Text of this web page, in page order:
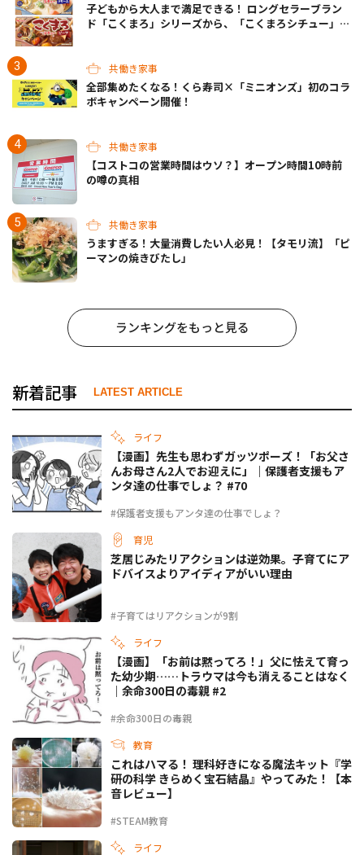
子どもから大人まで満足できる！ ロングセラーブラン
ド「こくまろ」シリーズから、「こくまろシチュー」＜
共働き家事
全部集めたくなる！くら寿司×「ミニオンズ」初のコラ
ボキャンペーン開催！
共働き家事
【コストコの営業時間はウソ？】オープン時間10時前
の噂の真相
共働き家事
うますぎる！大量消費したい人必見！【タモリ流】「ピ
ーマンの焼きびたし」
ランキングをもっと見る
新着記事 LATEST ARTICLE
ライフ
#保護者支援もアンタ達の仕事でしょ？
【漫画】先生も思わずガッツポーズ！「お父さ
んお母さん2人でお迎えに」｜保護者支援もア
ンタ達の仕事でしょ？ #70
育児
#子育てはリアクションが9割
芝居じみたリアクションは逆効果。子育てにア
ドバイスよりアイディアがいい理由
ライフ
#余命300日の毒親
【漫画】「お前は黙ってろ！」父に怯えて育っ
た幼少期……トラウマは今も消えることはなく
｜余命300日の毒親 #2
教育
#STEAM教育
これはハマる！ 理科好きになる魔法キット『学
研の科学 きらめく宝石結晶』やってみた！【本
音レビュー】
ライフ